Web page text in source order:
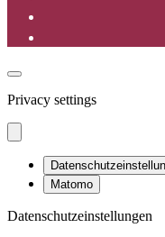
Privacy settings
Matomo
Datenschutzeinstellungen